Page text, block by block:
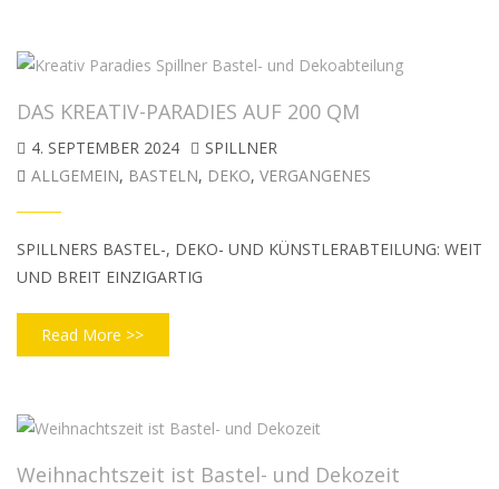
DAS KREATIV-PARADIES AUF 200 QM
4. SEPTEMBER 2024
SPILLNER
ALLGEMEIN, BASTELN, DEKO, VERGANGENES
SPILLNERS BASTEL-, DEKO- UND KÜNSTLERABTEILUNG: WEIT
UND BREIT EINZIGARTIG
Read More >>
Weihnachtszeit ist Bastel- und Dekozeit